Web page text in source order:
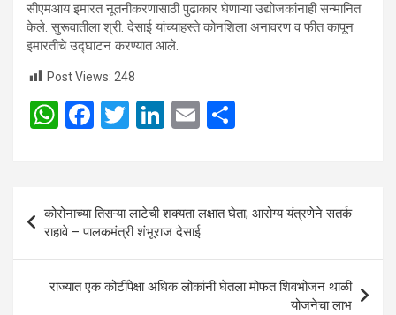
सीएमआय इमारत नूतनीकरणासाठी पुढाकार घेणाऱ्या उद्योजकांनाही सन्मानित
केले. सुरूवातीला श्री. देसाई यांच्याहस्ते कोनशिला अनावरण व फीत कापून
इमारतीचे उद्घाटन करण्यात आले.
Post Views: 248
W
at
s
A
p
p
F
ce
b
o
o
k
T
tt
er
Li
ke
n
E
ail ar
Post
navigation
कोरोनाच्या तिसऱ्या लाटेची शक्यता लक्षात घेता; आरोग्य यंत्रणेने सतर्क
राहावे – पालकमंत्री शंभूराज देसाई
राज्यात एक कोटींपेक्षा अधिक लोकांनी घेतला मोफत शिवभोजन थाळी
योजनेचा लाभ